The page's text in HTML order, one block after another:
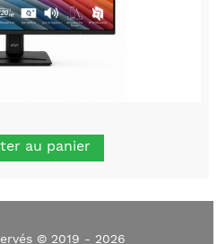
au panier
© 2019 - 2026